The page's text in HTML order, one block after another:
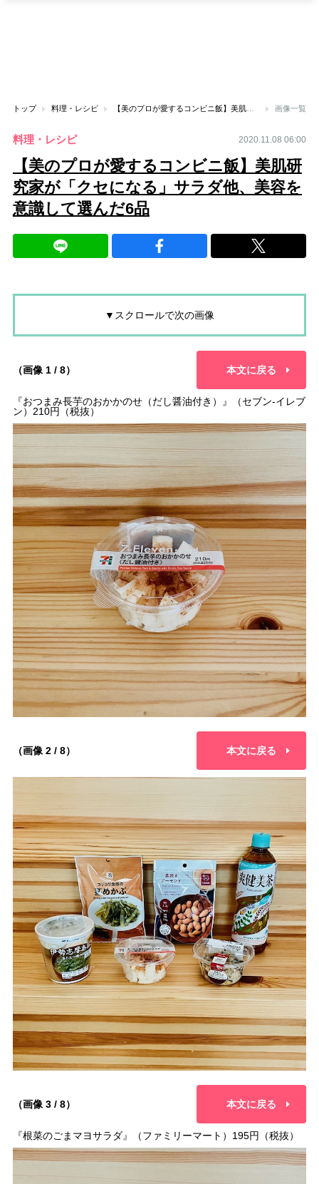
トップ 料理・レシピ 【美のプロが愛するコンビニ飯】美肌研究家が「クセになる」サラダ他、美容を意識して選んだ6品 画像一覧
料理・レシピ 2020.11.08 06:00
【美のプロが愛するコンビニ飯】美肌研
究家が「クセになる」サラダ他、美容を
意識して選んだ6品
▼スクロールで次の画像
（画像 1 / 8） 本文に戻る
『おつまみ長芋のおかかのせ（だし醤油付き）』（セブン-イレブ
ン）210円（税抜）
（画像 2 / 8） 本文に戻る
（画像 3 / 8） 本文に戻る
『根菜のごまマヨサラダ』（ファミリーマート）195円（税抜）